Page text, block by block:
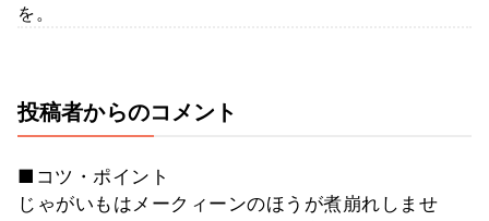
を。
投稿者からのコメント
■コツ・ポイント
じゃがいもはメークィーンのほうが煮崩れしませ